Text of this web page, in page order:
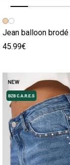
Image précédente
Image suivante
Jean balloon brodé
45.99€